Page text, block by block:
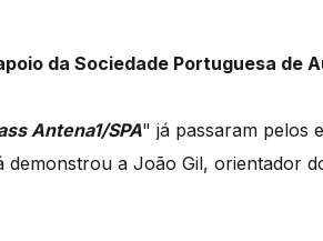
da Sociedade Portuguesa de
Antena1/SPA" já passaram pelos
demonstrou a João Gil, orientador